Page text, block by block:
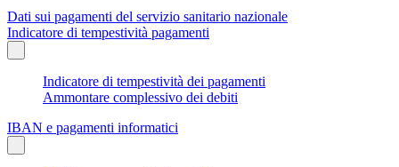
Dati sui pagamenti del servizio sanitario nazionale
Indicatore di tempestività pagamenti
Indicatore di tempestività dei pagamenti
Ammontare complessivo dei debiti
IBAN e pagamenti informatici